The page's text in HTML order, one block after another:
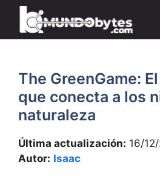
Saltar
contenido
The GreenGame:
que conecta a los
naturaleza
Última actualización: 16/
Autor: Isaac